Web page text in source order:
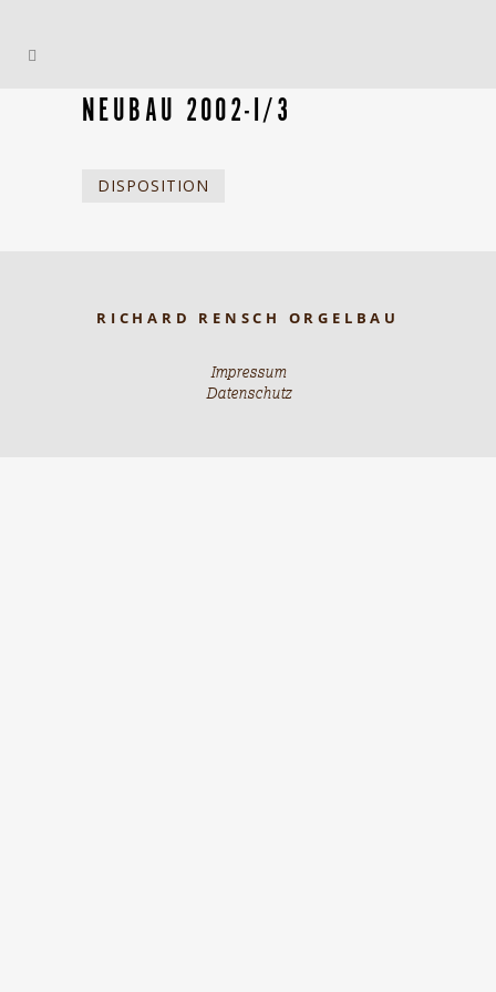
NEUBAU 2002-I/3
DISPOSITION
RICHARD RENSCH ORGELBAU
Impressum
Datenschutz